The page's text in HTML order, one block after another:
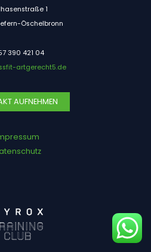
1
Öschelbronn
390 421 04
artgerecht5.de
AUFNEHMEN